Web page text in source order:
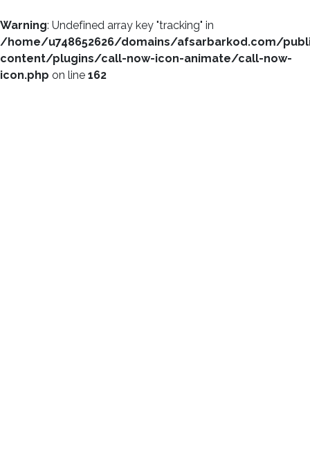
Warning: Undefined array key "tracking" in
/home/u748652626/domains/afsarbarkod.com/
content/plugins/call-now-icon-animate/call-now-
icon.php on line 162